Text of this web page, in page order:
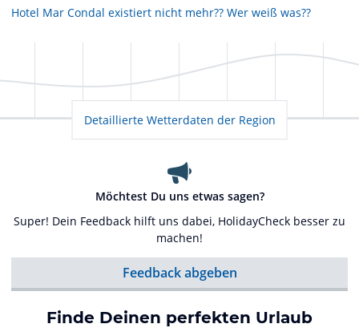
Hotel Mar Condal existiert nicht mehr?? Wer weiß was??
Detaillierte Wetterdaten der Region
Möchtest Du uns etwas sagen?
Super! Dein Feedback hilft uns dabei, HolidayCheck besser zu
machen!
Feedback abgeben
Finde Deinen perfekten Urlaub